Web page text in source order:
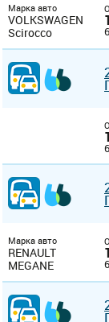
Марка авто
VOLKSWAGEN
Scirocco
Марка авто
RENAULT
MEGANE